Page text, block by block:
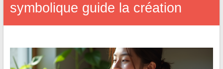
symbolique guide la création